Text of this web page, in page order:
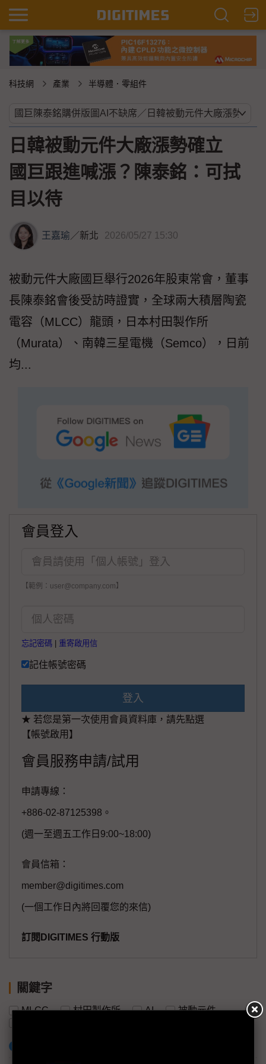
科技網 產業 半導體．零組件
日韓被動元件大廠漲勢確立
國巨跟進喊漲？陳泰銘：可拭
目以待
王嘉瑜／新北 2026/05/27 15:30
被動元件大廠國巨舉行2026年股東常會，董事
長陳泰銘會後受訪時證實，全球兩大積層陶瓷
電容（MLCC）龍頭，日本村田製作所
（Murata）、南韓三星電機（Semco），日前
均...
會員登入
【範例：user@company.com】
忘記密碼 重寄啟用信
記住帳號密碼
登入
★ 若您是第一次使用會員資料庫，請先點選
【帳號啟用】
會員服務申請/試用
申請專線：
+886-02-87125398。
(週一至週五工作日9:00~18:00)
會員信箱：
member@digitimes.com
(一個工作日內將回覆您的來信)
訂閱DIGITIMES 行動版
關鍵字
MLCC 村田製作所 AI
被動元件